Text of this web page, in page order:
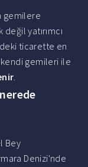
gemilere
yatırımcı
ticarette en
gemileri ile
.
Bey
Denizi'nde